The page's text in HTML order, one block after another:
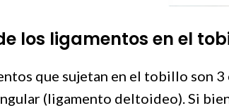
los ligamentos en el
que sujetan en el tobillo son
(ligamento deltoideo). Si